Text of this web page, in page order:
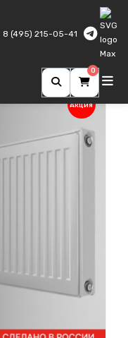
8 (495) 215-05-41
0
Тип 21
Акция